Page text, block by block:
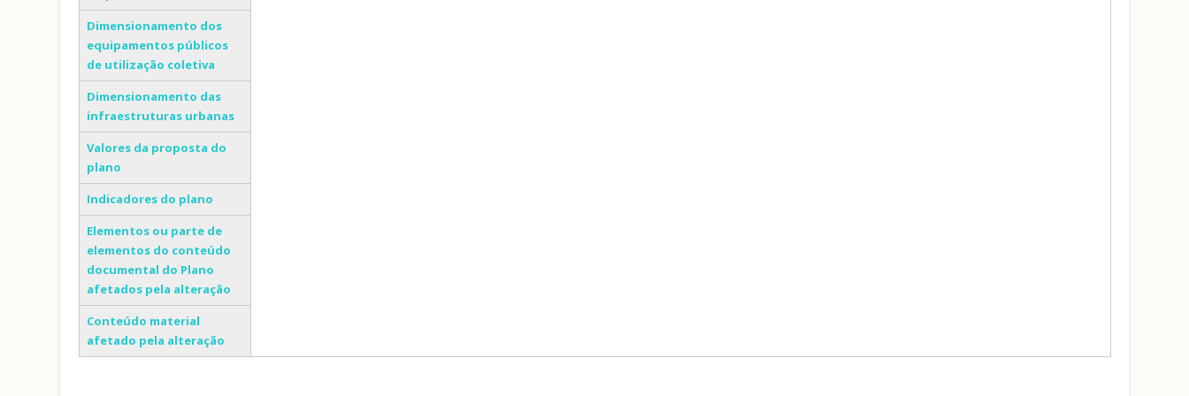
Dimensionamento dos
equipamentos públicos
de utilização coletiva
Dimensionamento das
infraestruturas urbanas
Valores da proposta do
plano
Indicadores do plano
Elementos ou parte de
elementos do conteúdo
documental do Plano
afetados pela alteração
Conteúdo material
afetado pela alteração